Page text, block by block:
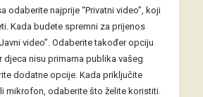
odaberite najprije “Privatni video”, koji
Kada budete spremni za prijenos
video”. Odaberite također opciju
djeca nisu primarna publika vašeg
dodatne opcije. Kada priključite
mikrofon, odaberite što želite koristiti.